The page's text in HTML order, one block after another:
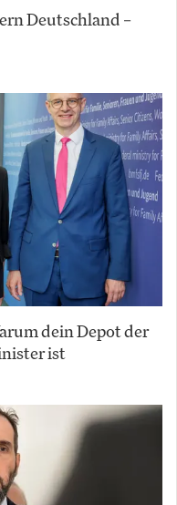
Deutschland –
dein Depot der
ist